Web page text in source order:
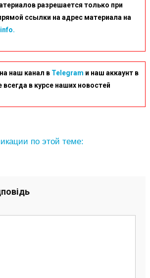
разрешается только при
ссылки на адрес материала на
наш канал в Telegram и наш аккаунт в
всегда в курсе наших новостей
по этой теме: